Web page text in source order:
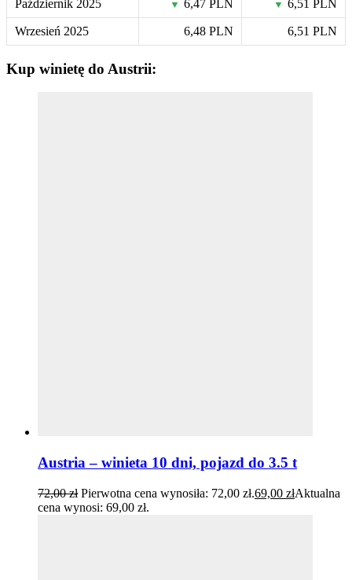
Październik 2025 ▼ 6,47 PLN ▼ 6,51 PLN
Wrzesień 2025 6,48 PLN 6,51 PLN
Kup winietę do Austrii:
Austria – winieta 10 dni, pojazd do 3.5 t
72,00zł Pierwotna cena wynosiła: 72,00 zł.69,00 złAktualna
cena wynosi: 69,00 zł.